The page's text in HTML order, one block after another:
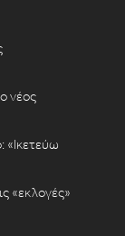
νέος
«Ικετεύω
«εκλογές»